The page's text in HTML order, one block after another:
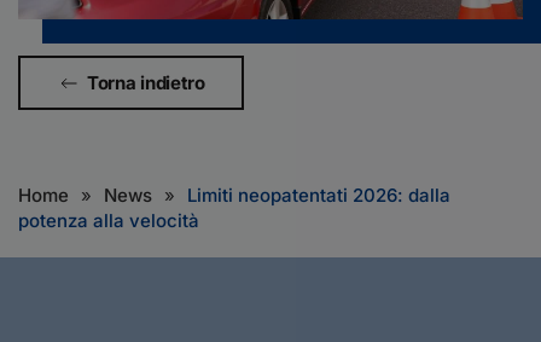
Torna indietro
Home News
Limiti neopatentati 2026: dalla
potenza alla velocità